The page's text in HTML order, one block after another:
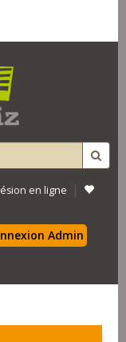
en ligne |
Admin